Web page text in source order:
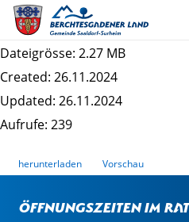
Entwurf 2. Änderung des
Schrankbaum II -
Dateigrösse: 2.27 MB
Created: 26.11.2024
Updated: 26.11.2024
Aufrufe: 239
herunterladen Vorschau
Öffnungszeiten im